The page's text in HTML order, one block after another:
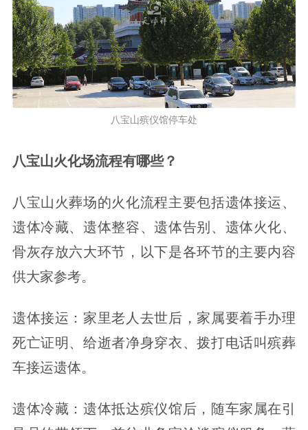
八宝山殡仪馆停车处
八宝山火化场流程有哪些？
八宝山火葬场的火化流程主要包括遗体接运、
遗体冷藏、遗体整容、遗体告别、遗体火化、
骨灰存放六大环节，以下是各环节的主要内容
供大家参考。
遗体接运：家里老人去世后，家属要着手办理
死亡证明、给逝者净身穿衣、拨打电话叫殡葬
车接运遗体。
遗体冷藏：遗体抵达殡仪馆后，随车家属在引